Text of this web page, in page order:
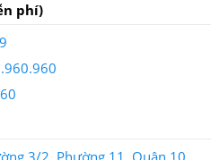
trên mỗi sản phẩm
phí)